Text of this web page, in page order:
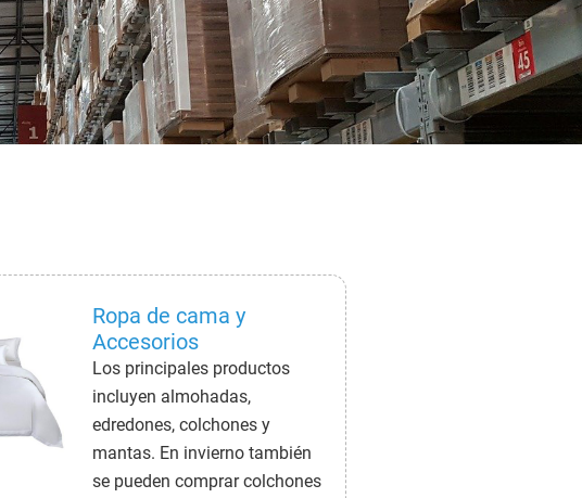
Ropa de cama y
Accesorios
Los principales productos
incluyen almohadas,
edredones, colchones y
mantas. En invierno también
se pueden comprar colchones